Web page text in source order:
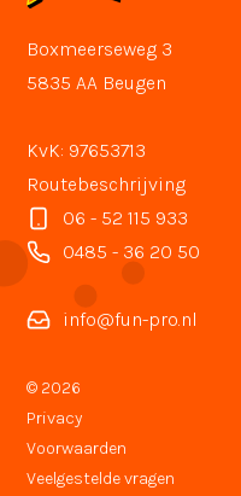
Boxmeerseweg 3
5835 AA Beugen
KvK: 97653713
Routebeschrijving
06 - 52 115 933
0485 - 36 20 50
info@fun-pro.nl
© 2026
Privacy
Voorwaarden
Veelgestelde vragen